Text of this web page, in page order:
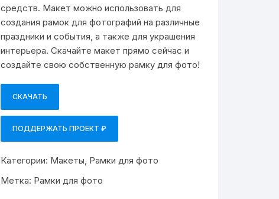
средств. Макет можно использовать для
создания рамок для фотографий на различные
праздники и события, а также для украшения
интерьера. Скачайте макет прямо сейчас и
создайте свою собственную рамку для фото!
СКАЧАТЬ
ПОДДЕРЖАТЬ ПРОЕКТ ₽
Категории: Макеты, Рамки для фото
Метка: Рамки для фото